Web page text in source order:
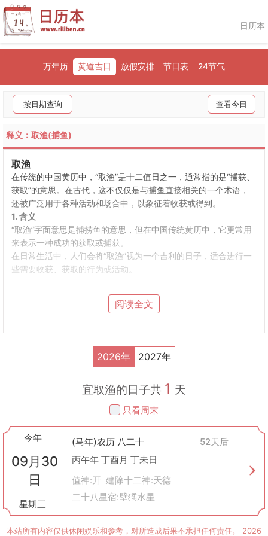
日历本
万年历 黄道吉日 放假安排 节日表 24节气
按日期查询 查看今日
释义：取渔(捕鱼)
取渔
在传统的中国黄历中，“取渔”是十二值日之一，通常指的是“捕获、
获取”的意思。在古代，这不仅仅是与捕鱼直接相关的一个术语，
还被广泛用于各种活动和场合中，以象征着收获或得到。
1. 含义
“取渔”字面意思是捕捞鱼的意思，但在中国传统黄历中，它更常用
来表示一种成功的获取或捕获。
在日常生活中，人们会将“取渔”视为一个吉利的日子，适合进行一
些需要收获、获取的行为或活动。
：这里指任何形式的捕鱼行为，包括但不限于使用渔网、钓具
农业：农民可能会选择在“取渔”这一天播种或收割，期待能够有一
：商家可能认为这是开展新业务或投资的好时机，预示着生意
：人们也可能选择在这一天求职、考试等，相信会有好的
中国古代社会以农业为主，对于天气变化和自然规律有着密切的关
注。因此，古人根据长期观察到的天文现象和自然界的规律，制定
这些黄历不仅指导农业生产，也影响了人们的日常生活和社会活
虽然现代社会已经大大脱离了农耕时代的生活方式，但是“取渔”这
样的传统概念仍然在很多地方保留着其文化价值。
现代人可能不会真的去捕鱼或耕种，但是他们仍然会在某些重要的
阅读全文
2026年 2027年
宜取渔的日子共 1 天
只看周末
今年
09月30
日
星期三
(马年)农历 八二十
52天后
丙午年 丁酉月 丁未日
值神:开 建除十二神:天德
二十八星宿:壁獝水星
本站所有内容仅供休闲娱乐和参考，对所造成后果不承担任何责任。 2026